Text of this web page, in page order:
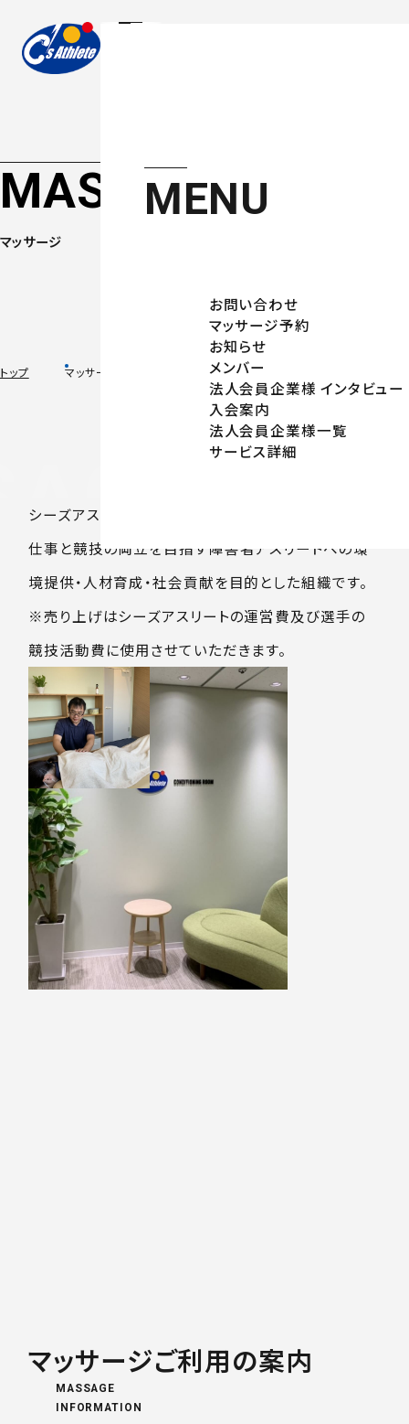
MENU
お問い合わせ
マッサージ予約
お知らせ
メンバー
法人会員企業様 インタビュー
入会案内
法人会員企業様一覧
サービス詳細
MASSAGE
マッサージ
トップ マッサージ
シーズアスリートは、パラリンピック出場を目標とし、
仕事と競技の両立を目指す障害者アスリートへの環
境提供・人材育成・社会貢献を目的とした組織です。
※売り上げはシーズアスリートの運営費及び選手の
競技活動費に使用させていただきます。
マッサージご利用の案内
MASSAGE
INFORMATION